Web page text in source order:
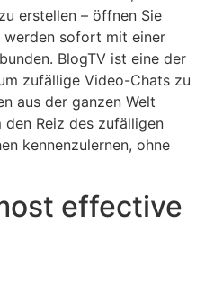
erstellen – öffnen Sie
werden sofort mit einer
BlogTV ist eine der
zufällige Video-Chats zu
aus der ganzen Welt
den Reiz des zufälligen
kennenzulernen, ohne
effective